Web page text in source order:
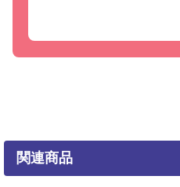
関連商品